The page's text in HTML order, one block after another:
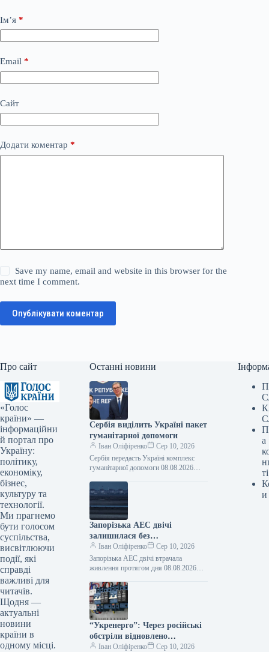
Ім’я *
Email *
Сайт
Додати коментар *
Save my name, email and website in this browser for the
next time I comment.
Опублікувати коментар
Про сайт
«Голос
країни» —
інформаційни
й портал про
Україну:
політику,
економіку,
бізнес,
культуру та
технології.
Ми прагнемо
бути голосом
суспільства,
висвітлюючи
події, які
справді
важливі для
читачів.
Щодня —
актуальні
новини
країни в
одному місці.
Останні новини
Сербія виділить Україні пакет
гуманітарної допомоги
Іван Оліфіренко
Сер 10, 2026
Сербія передасть Україні комплекс
гуманітарної допомоги 08.08.2026
Україні комплекс гуманітарної
допомоги, що охоплюватиме
підтримку в галузях…
Запорізька АЕС двічі
залишилася без
електропостачання протягом
дня.
Іван Оліфіренко
Сер 10, 2026
Запорізька АЕС двічі втрачала
живлення протягом дня 08.08.2026
серпня, тимчасово окупована
росіянами Запорізька атомна
електростанція…
“Укренерго”: Через російські
обстріли відновлено
електропостачання в
Іван Оліфіренко Сер 10, 2026
а
ті
и